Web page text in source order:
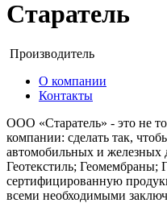
Старатель
Производитель
О компании
Контакты
ООО «Старатель» - это не
компании: сделать так,
автомобильных и железных
Геотекстиль; Геомембраны;
сертифицированную
всеми необходимыми